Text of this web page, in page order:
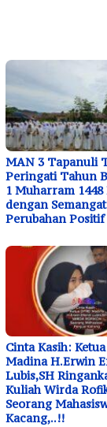
MAN 3 Tapanuli
Peringati Tahun
1 Muharram
dengan
Perubahan Positif
Cinta Kasih:
Madina H.Erwin
Lubis,SH
Kuliah Wirda
Seorang
Kacang,..!!